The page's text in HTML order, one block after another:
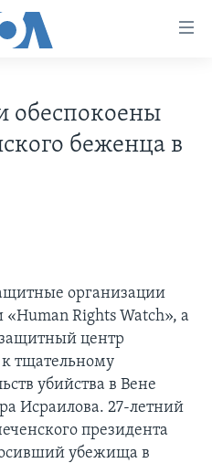
обеспокоены
беженца в
организации
Rights Watch», а
центр
тщательному
убийства в Вене
Исраилова. 27-летний
президента
убежища в